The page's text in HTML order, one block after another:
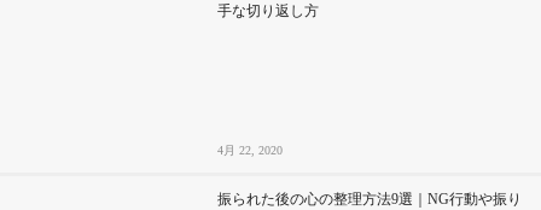
手な切り返し方
4月 22, 2020
振られた後の心の整理方法9選｜NG行動や振り